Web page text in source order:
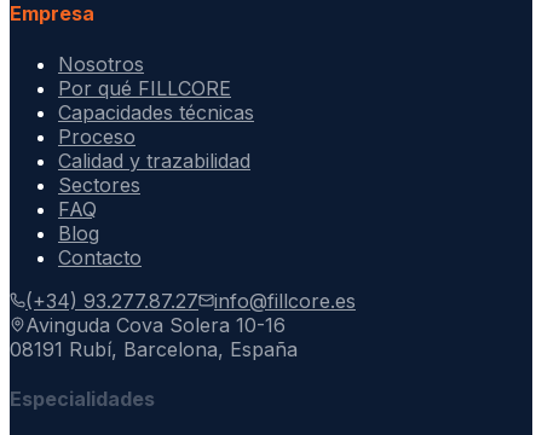
Empresa
Nosotros
Por qué FILLCORE
Capacidades técnicas
Proceso
Calidad y trazabilidad
Sectores
FAQ
Blog
Contacto
(+34) 93.277.87.27
info@fillcore.es
Avinguda Cova Solera 10-16
08191 Rubí, Barcelona, España
Especialidades